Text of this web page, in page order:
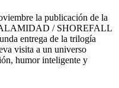
la publicación de la
/ SHOREFALL
entrega de la trilogía
visita a un universo
humor inteligente y